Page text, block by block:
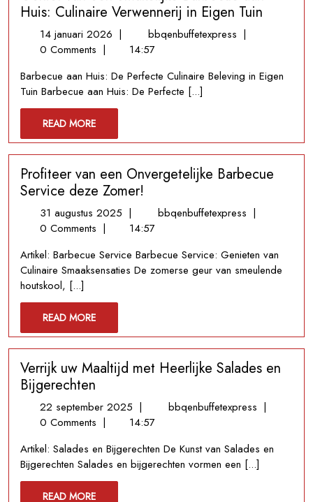
Huis: Culinaire Verwennerij in Eigen Tuin
14 januari 2026 14
januari
| bbqenbuffetexpress Geniet
Smakelijke
Culinaire
Verwennerij
in
|
0 Comments |
14:57
Barbecue aan Huis: De Perfecte Culinaire Beleving in Eigen
Tuin Barbecue aan Huis: De Perfecte [...]
READ MOREREAD
MORE
Profiteer van een Onvergetelijke Barbecue
Service deze Zomer!
31 augustus 2025 31
augustus
| bbqenbuffetexpress Profiteer
Onvergetelijke
Barbecue
|
0 Comments |
14:57
Artikel: Barbecue Service Barbecue Service: Genieten van
Culinaire Smaaksensaties De zomerse geur van smeulende
houtskool, [...]
READ MOREREAD
MORE
Verrijk uw Maaltijd met Heerlijke Salades en
Bijgerechten
22 september 2025 22
september
| bbqenbuffetexpress Verrijk
met
|
0 Comments |
14:57
Artikel: Salades en Bijgerechten De Kunst van Salades en
Bijgerechten Salades en bijgerechten vormen een [...]
READ MOREREAD